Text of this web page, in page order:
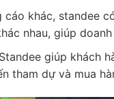
cáo khác, standee
nhau, giúp
Standee giúp khách
tham dự và mua